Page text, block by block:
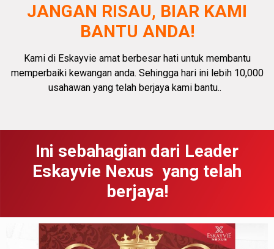
JANGAN RISAU, BIAR KAMI
BANTU ANDA!
Kami di Eskayvie amat berbesar hati untuk membantu
memperbaiki kewangan anda. Sehingga hari ini lebih 10,000
usahawan yang telah berjaya kami bantu..
Ini sebahagian dari Leader
Eskayvie Nexus yang telah
berjaya!